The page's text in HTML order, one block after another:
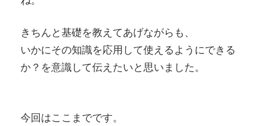
きちんと基礎を教えてあげながらも、
いかにその知識を応用して使えるようにできる
か？を意識して伝えたいと思いました。
今回はここまでです。